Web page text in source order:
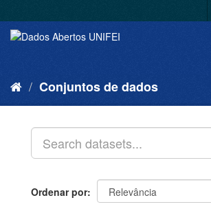
Conjuntos de dados
Ordenar por